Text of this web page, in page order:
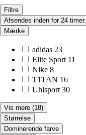
Filtre
Afsendes inden for 24 timer
Mærke
adidas 23
Elite Sport 11
Nike 8
T1TAN 16
Uhlsport 30
Vis mere (18)
Størrelse
Dominerende farve